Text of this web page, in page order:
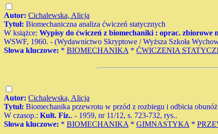
Autor: Cichalewska, Alicja
Tytuł: Biomechaniczna analiza ćwiczeń statycznych
W książce: Wypisy do ćwiczeń z biomechaniki : oprac.
WSWF, 1960. - (Wydawnictwo Skryptowe / Wyższa Szkoła
Słowa kluczowe: * BIOMECHANIKA * ĆWICZENIA
Autor: Cichalewska, Alicja
Tytuł: Biomechanika przewrotu w przód z rozbiegu i odbicia
W czasop.: Kult. Fiz.. - 1959, nr 11/12, s. 723-732, rys..
Słowa kluczowe: * BIOMECHANIKA * GIMNASTYKA *